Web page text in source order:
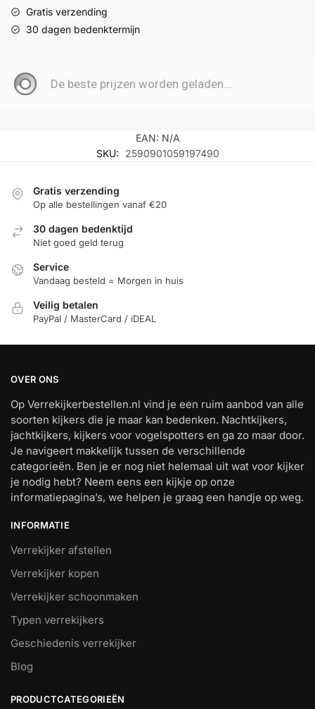
Gratis verzending
30 dagen bedenktermijn
EAN: N/A
SKU:
2590901059197490
Gratis verzending
Op alle bestellingen vanaf €20
30 dagen bedenktijd
Niet goed geld terug
Service
Vandaag besteld = Morgen in huis
Veilig betalen
PayPal / MasterCard / iDEAL
OVER ONS
Op Verrekijkerbestellen.nl vind je een ruim aanbod van alle
soorten kijkers die je maar kan bedenken. Nachtkijkers,
jachtkijkers, kijkers voor vogelspotters en ga zo maar door.
Je navigeert makkelijk tussen de verschillende
categorieën. Ben je er nog niet helemaal uit wat voor kijker
je nodig hebt? Neem eens een kijkje op onze
informatiepagina’s, we helpen je graag een handje op weg.
INFORMATIE
Verrekijker afstellen
Verrekijker kopen
Verrekijker schoonmaken
Typen verrekijkers
Geschiedenis verrekijker
Blog
PRODUCTCATEGORIEËN